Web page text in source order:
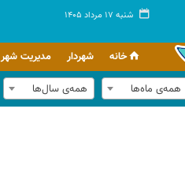
شنبه ۱۷ مرداد ۱۴۰۵
خانه شهردار مدیریت شهر
همه‌ی ماه‌ها همه‌ی سال‌ها